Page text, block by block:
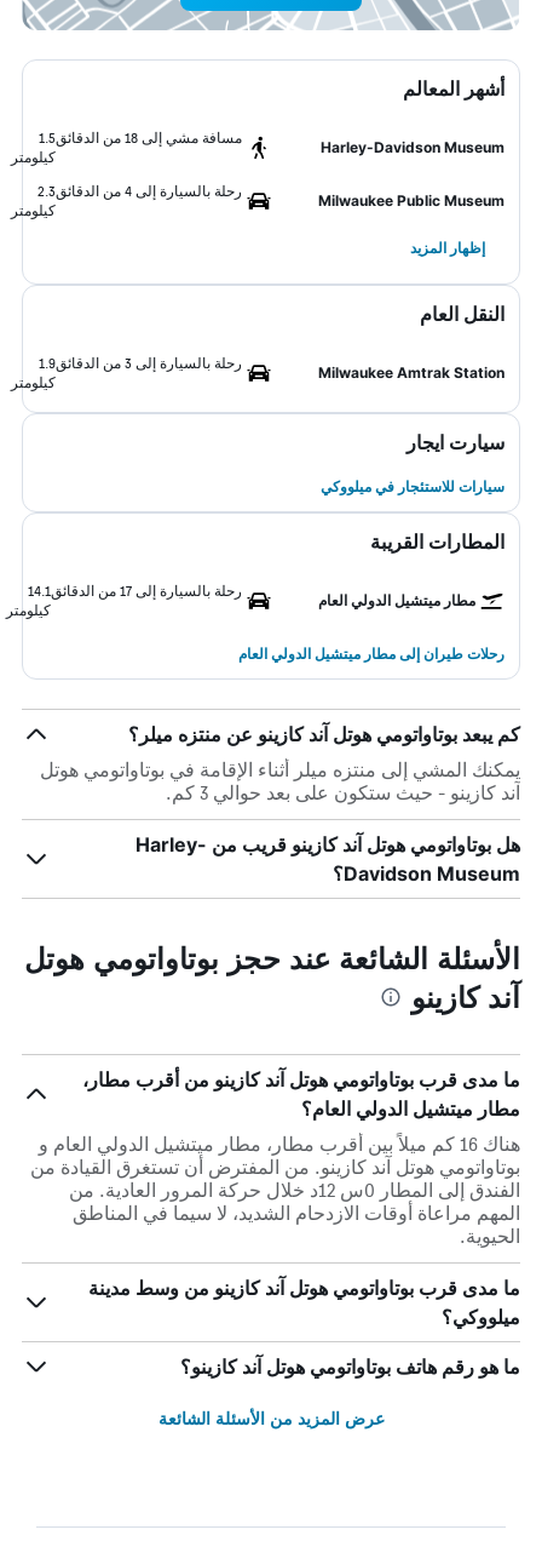
أشهر المعالم
Harley-Davidson Museum
مسافة مشي إلى 18 من الدقائق
1.5
كيلومتر
Milwaukee Public Museum
رحلة بالسيارة إلى 4 من الدقائق
2.3
كيلومتر
إظهار المزيد
النقل العام
Milwaukee Amtrak Station
رحلة بالسيارة إلى 3 من الدقائق
1.9
كيلومتر
سيارت ايجار
سيارات للاستئجار في ميلووكي
المطارات القريبة
مطار ميتشيل الدولي العام
رحلة بالسيارة إلى 17 من الدقائق
14.1
كيلومتر
رحلات طيران إلى مطار ميتشيل الدولي العام
كم يبعد بوتاواتومي هوتل آند كازينو عن منتزه ميلر؟
يمكنك المشي إلى منتزه ميلر أثناء الإقامة في بوتاواتومي هوتل
آند كازينو - حيث ستكون على بعد حوالي 3 كم.
هل بوتاواتومي هوتل آند كازينو قريب من Harley-
Davidson Museum؟
الأسئلة الشائعة عند حجز بوتاواتومي هوتل
آند كازينو
ما مدى قرب بوتاواتومي هوتل آند كازينو من أقرب مطار،
مطار ميتشيل الدولي العام؟
هناك 16 كم ميلاً بين أقرب مطار، مطار ميتشيل الدولي العام و
بوتاواتومي هوتل آند كازينو. من المفترض أن تستغرق القيادة من
الفندق إلى المطار 0س 12د خلال حركة المرور العادية. من
المهم مراعاة أوقات الازدحام الشديد، لا سيما في المناطق
الحيوية.
ما مدى قرب بوتاواتومي هوتل آند كازينو من وسط مدينة
ميلووكي؟
ما هو رقم هاتف بوتاواتومي هوتل آند كازينو؟
عرض المزيد من الأسئلة الشائعة